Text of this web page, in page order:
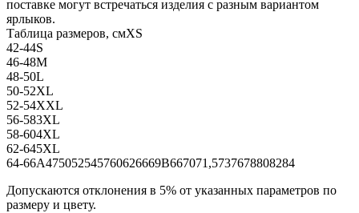
поставке могут встречаться изделия с разным вариантом
ярлыков.
Таблица размеров, смXS
42-44S
46-48M
48-50L
50-52XL
52-54XXL
56-583XL
58-604XL
62-645XL
64-66A475052545760626669B667071,5737678808284
Допускаются отклонения в 5% от указанных параметров по
размеру и цвету.